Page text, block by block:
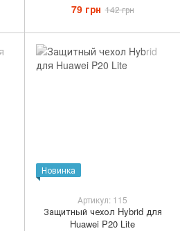
79 грн 142 грн
Новинка
Артикул: 115
Защитный чехол Hybrid для
Huawei P20 Lite